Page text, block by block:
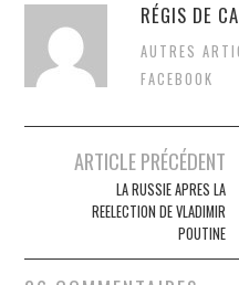
RÉGIS DE
AUTRES
FACEBOOK
navigation
ARTICLE PRÉCÉDENT
LA RUSSIE APRES LA
REELECTION DE VLADIMIR
POUTINE